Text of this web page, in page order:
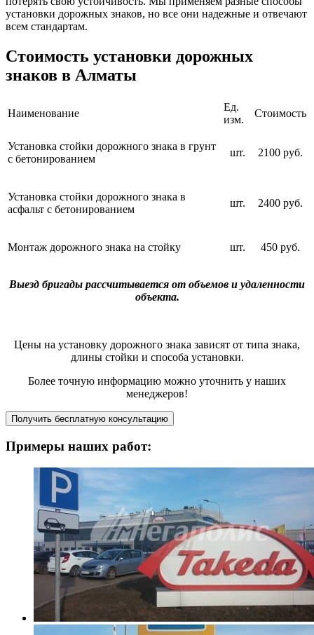
установки дорожных знаков, но все они надежные и отвечают
всем стандартам.
Стоимость установки дорожных
знаков в Алматы
Наименование
Ед.
изм.
Стоимость
Установка стойки дорожного знака в грунт
с бетонированием
шт. 2100 руб.
Установка стойки дорожного знака в
асфальт с бетонированием
шт. 2400 руб.
Монтаж дорожного знака на стойку шт. 450 руб.
Выезд бригады рассчитывается от объемов и удаленности
объекта.
Цены на установку дорожного знака зависят от типа знака,
длины стойки и способа установки.
Более точную информацию можно уточнить у наших
менеджеров!
Получить бесплатную консультацию
Примеры наших работ: